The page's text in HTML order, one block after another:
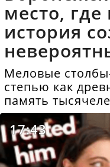
место,
история
Меловые
степью как
память
17:43